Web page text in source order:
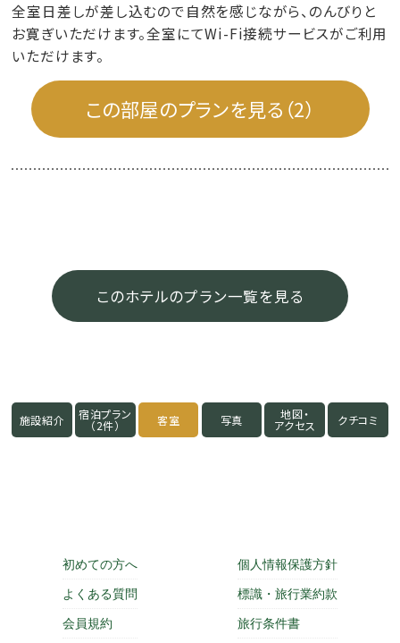
全室日差しが差し込むので自然を感じながら、のんびりと
お寛ぎいただけます。全室にてWi-Fi接続サービスがご利用
いただけます。
この部屋のプランを見る（2）
このホテルのプラン一覧を見る
施設紹介 宿泊プラン
（2件） 客室 写真 地図・
アクセス クチコミ
初めての方へ
よくある質問
会員規約
個人情報保護方針
標識・旅行業約款
旅行条件書